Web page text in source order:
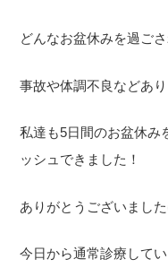
どんなお盆休みを過ご
事故や体調不良などあ
私達も5日間のお盆休み
ッシュできました！
ありがとうございまし
今日から通常診療してい